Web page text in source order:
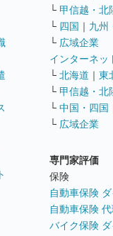
└ 甲信越・北
└ 四国 ｜ 九州
└ 広域企業
インターネッ
└ 北海道 ｜ 東
└ 甲信越・北
└ 中国・四国
└ 広域企業
専門家評価
保険
自動車保険
自動車保険
バイク保険